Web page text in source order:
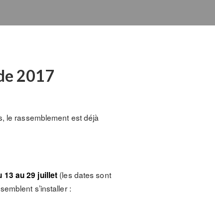
2017
le rassemblement est déjà
13 au 29 juillet (les dates sont
s’installer :